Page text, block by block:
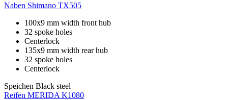
Naben Shimano TX505
100x9 mm width front hub
32 spoke holes
Centerlock
135x9 mm width rear hub
32 spoke holes
Centerlock
Speichen Black steel
Reifen MERIDA K1080